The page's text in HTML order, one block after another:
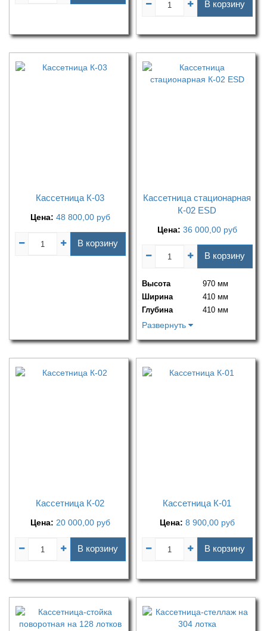
В корзину
Кассетница К-03
Цена: 48 800,00 руб
В корзину
Кассетница стационарная
К-02 ESD
Цена: 36 000,00 руб
В корзину
Высота
970 мм
Ширина
410 мм
Глубина
410 мм
Развернуть
Кассетница К-02
Цена: 20 000,00 руб
В корзину
Кассетница К-01
Цена: 8 900,00 руб
В корзину